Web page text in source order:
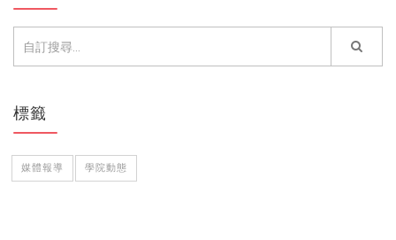
標籤
媒體報導 學院動態